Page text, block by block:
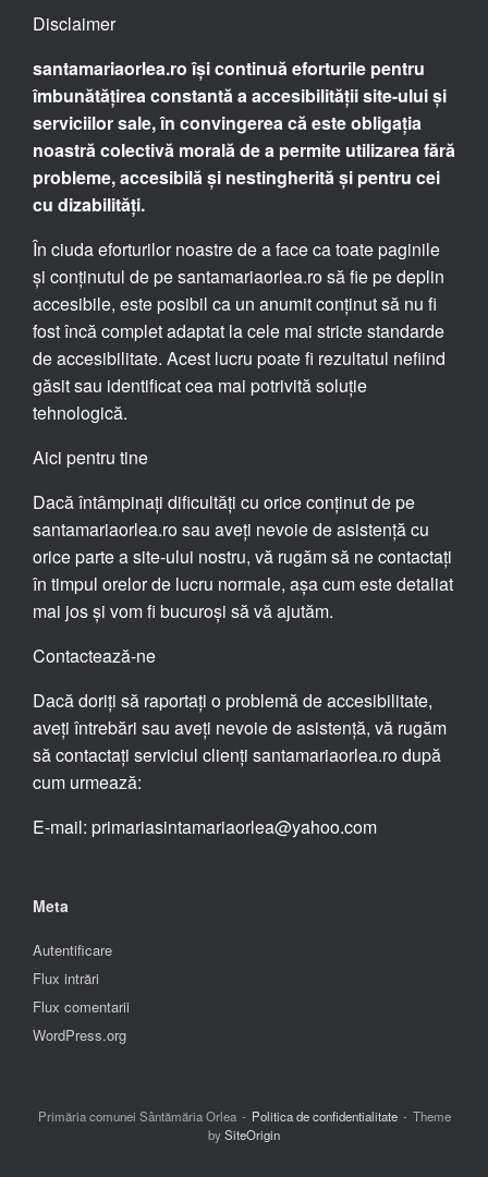
Disclaimer
santamariaorlea.ro își continuă eforturile pentru
îmbunătățirea constantă a accesibilității site-ului și
serviciilor sale, în convingerea că este obligația
noastră colectivă morală de a permite utilizarea fără
probleme, accesibilă și nestingherită și pentru cei
cu dizabilități.
În ciuda eforturilor noastre de a face ca toate paginile
și conținutul de pe santamariaorlea.ro să fie pe deplin
accesibile, este posibil ca un anumit conținut să nu fi
fost încă complet adaptat la cele mai stricte standarde
de accesibilitate. Acest lucru poate fi rezultatul nefiind
găsit sau identificat cea mai potrivită soluție
tehnologică.
Aici pentru tine
Dacă întâmpinați dificultăți cu orice conținut de pe
santamariaorlea.ro sau aveți nevoie de asistență cu
orice parte a site-ului nostru, vă rugăm să ne contactați
în timpul orelor de lucru normale, așa cum este detaliat
mai jos și vom fi bucuroși să vă ajutăm.
Contactează-ne
Dacă doriți să raportați o problemă de accesibilitate,
aveți întrebări sau aveți nevoie de asistență, vă rugăm
să contactați serviciul clienți santamariaorlea.ro după
cum urmează:
E-mail: primariasintamariaorlea@yahoo.com
Meta
Autentificare
Flux intrări
Flux comentarii
WordPress.org
Primăria comunei Sântămăria Orlea Politica de confidentialitate
Theme
bySiteOrigin